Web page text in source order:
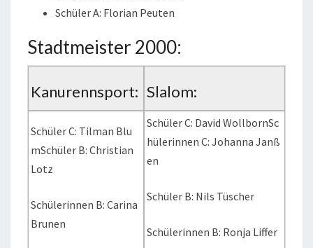
Schüler A: Florian Peuten
Stadtmeister 2000:
Kanurennsport: Slalom:
Schüler C: Tilman Blu
mSchüler B: Christian
Lotz
Schülerinnen B: Carina
Brunen
Schüler C: David WollbornSc
hülerinnen C: Johanna Janß
en
Schüler B: Nils Tüscher
Schülerinnen B: Ronja Liffer